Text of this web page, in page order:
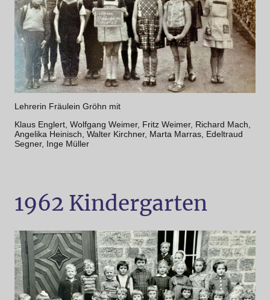
Lehrerin Fräulein Gröhn mit
Klaus Englert, Wolfgang Weimer, Fritz Weimer, Richard Mach,
Angelika Heinisch, Walter Kirchner, Marta Marras, Edeltraud
Segner, Inge Müller
1962 Kindergarten